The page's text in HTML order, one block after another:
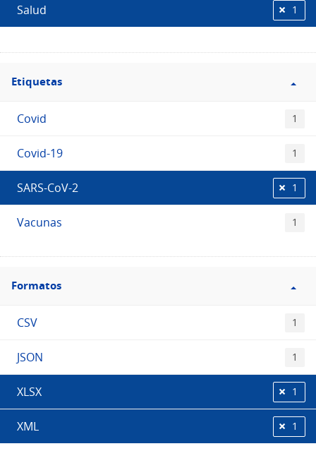
Salud 1
Filtro
Etiquetas
Etiquetas
Covid 1
Covid-19 1
SARS-CoV-2 1
Vacunas 1
Filtro
Formatos
Formatos
CSV 1
JSON 1
XLSX 1
XML 1